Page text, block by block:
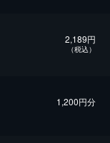
2,189円
（税込）
1,200円分